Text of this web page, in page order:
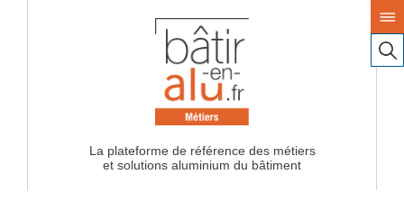
La plateforme de référence des métiers